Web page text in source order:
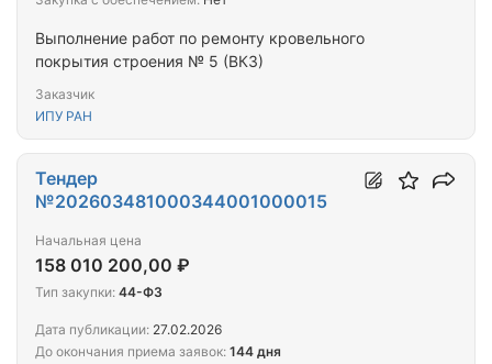
Выполнение работ по ремонту кровельного
покрытия строения № 5 (ВКЗ)
Заказчик
ИПУ РАН
Тендер
№202603481000344001000015
Начальная цена
158 010 200,00 ₽
Тип закупки: 44-ФЗ
Дата публикации: 27.02.2026
До окончания приема заявок: 144 дня